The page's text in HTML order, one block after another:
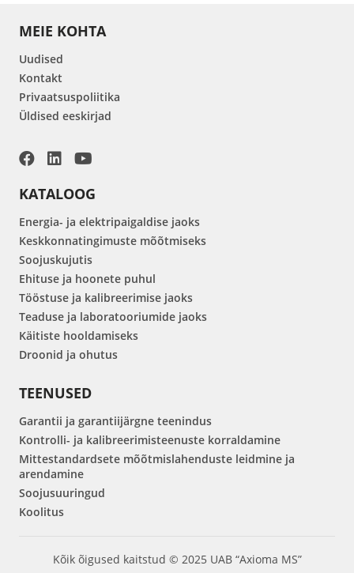
MEIE KOHTA
Uudised
Kontakt
Privaatsuspoliitika
Üldised eeskirjad
KATALOOG
Energia- ja elektripaigaldise jaoks
Keskkonnatingimuste mõõtmiseks
Soojuskujutis
Ehituse ja hoonete puhul
Tööstuse ja kalibreerimise jaoks
Teaduse ja laboratooriumide jaoks
Käitiste hooldamiseks
Droonid ja ohutus
TEENUSED
Garantii ja garantiijärgne teenindus
Kontrolli- ja kalibreerimisteenuste korraldamine
Mittestandardsete mõõtmislahenduste leidmine ja
arendamine
Soojusuuringud
Koolitus
Kõik õigused kaitstud © 2025 UAB “Axioma MS”